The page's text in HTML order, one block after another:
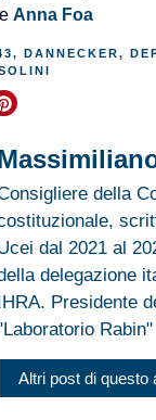
e Anna Foa
, DANNECKER,
della
dal 2021 al
delegazione
Presidente
Rabin"
Altri post di questo